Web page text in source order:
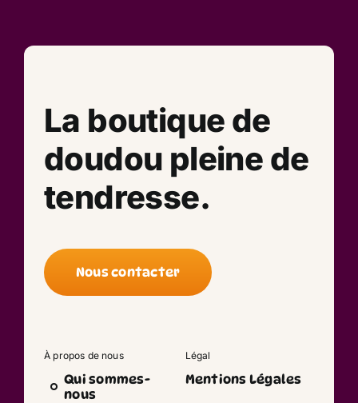
La boutique de
doudou pleine de
tendresse.
Nous contacter
À propos de nous
Qui sommes-
nous
Légal
Mentions Légales